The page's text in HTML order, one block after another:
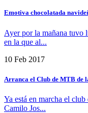
Emotiva chocolatada
Ayer por la mañana tuvo
en la que al...
10 Feb 2017
Arranca el Club de MTB de
Ya está en marcha el
Camilo Jos...